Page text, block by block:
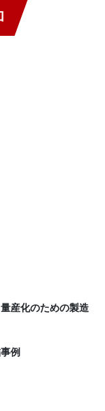
産化のための製造
例